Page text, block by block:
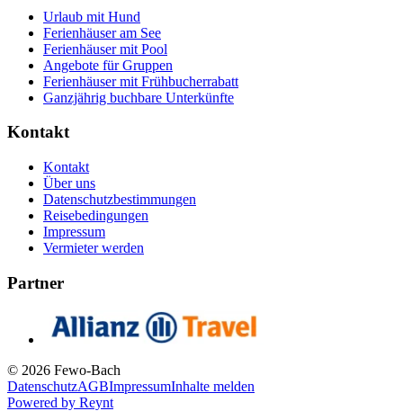
Urlaub mit Hund
Ferienhäuser am See
Ferienhäuser mit Pool
Angebote für Gruppen
Ferienhäuser mit Frühbucherrabatt
Ganzjährig buchbare Unterkünfte
Kontakt
Kontakt
Über uns
Datenschutzbestimmungen
Reisebedingungen
Impressum
Vermieter werden
Partner
© 2026 Fewo-Bach
DatenschutzAGBImpressumInhalte melden
Powered by Reynt